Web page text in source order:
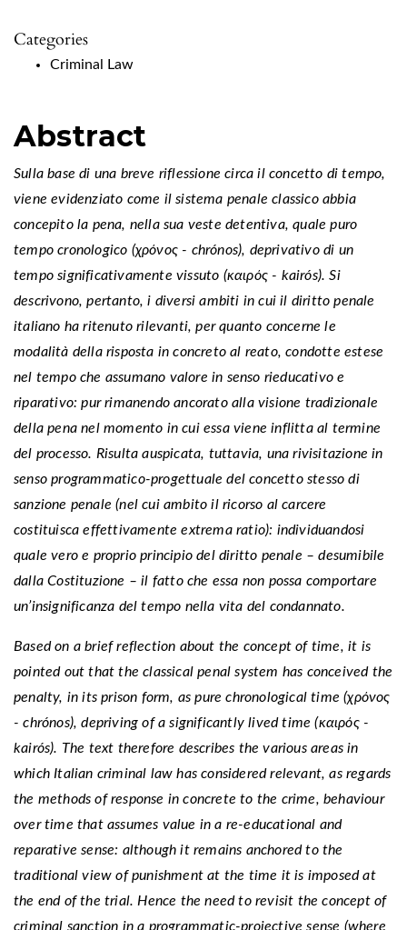
Categories
Criminal Law
Abstract
Sulla base di una breve riflessione circa il concetto di tempo,
viene evidenziato come il sistema penale classico abbia
concepito la pena, nella sua veste detentiva, quale puro
tempo cronologico (χρόνος - chrónos), deprivativo di un
tempo significativamente vissuto (καιρός - kairós). Si
descrivono, pertanto, i diversi ambiti in cui il diritto penale
italiano ha ritenuto rilevanti, per quanto concerne le
modalità della risposta in concreto al reato, condotte estese
nel tempo che assumano valore in senso rieducativo e
riparativo: pur rimanendo ancorato alla visione tradizionale
della pena nel momento in cui essa viene inflitta al termine
del processo. Risulta auspicata, tuttavia, una rivisitazione in
senso programmatico-progettuale del concetto stesso di
sanzione penale (nel cui ambito il ricorso al carcere
costituisca effettivamente extrema ratio): individuandosi
quale vero e proprio principio del diritto penale – desumibile
dalla Costituzione – il fatto che essa non possa comportare
un’insignificanza del tempo nella vita del condannato.
Based on a brief reflection about the concept of time, it is
pointed out that the classical penal system has conceived the
penalty, in its prison form, as pure chronological time (χρόνος
- chrónos), depriving of a significantly lived time (καιρός -
kairós). The text therefore describes the various areas in
which Italian criminal law has considered relevant, as regards
the methods of response in concrete to the crime, behaviour
over time that assumes value in a re-educational and
reparative sense: although it remains anchored to the
traditional view of punishment at the time it is imposed at
the end of the trial. Hence the need to revisit the concept of
criminal sanction in a programmatic-projective sense (where